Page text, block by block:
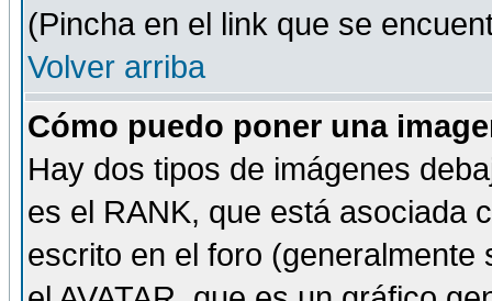
(Pincha en el link que se
Volver arriba
Cómo puedo poner una
Hay dos tipos de imágenes
es el RANK, que está asociada
escrito en el foro